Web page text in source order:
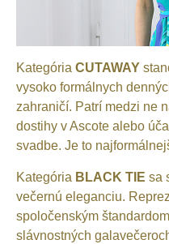
Kategória CUTAWAY
vysoko formálnych
zahraničí. Patrí medzi ne
dostihy v Ascote alebo
svadbe. Je to
Kategória BLACK TIE sa
večernú eleganciu.
spoločenským
slávnostných